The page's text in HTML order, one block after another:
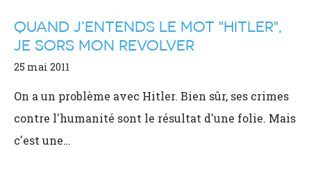
QUAND J’ENTENDS LE MOT "HITLER",
JE SORS MON REVOLVER
25 mai 2011
On a un problème avec Hitler. Bien sûr, ses crimes
contre l'humanité sont le résultat d'une folie. Mais
c'est une…